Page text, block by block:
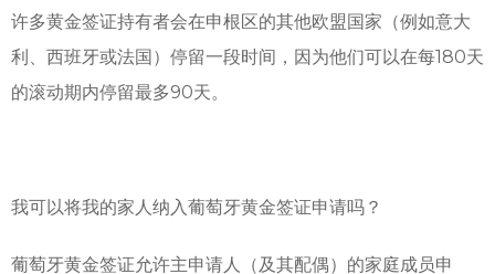
许多黄金签证持有者会在申根区的其他欧盟国家（例如意大
利、西班牙或法国）停留一段时间，因为他们可以在每180天
的滚动期内停留最多90天。
我可以将我的家人纳入葡萄牙黄金签证申请吗？
葡萄牙黄金签证允许主申请人（及其配偶）的家庭成员申